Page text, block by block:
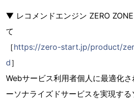
▼ レコメンドエンジン ZERO
て
［https://zero-start.jp/product/
d］
Webサービス利用者個人に最適化
ーソナライズドサービスを実現する